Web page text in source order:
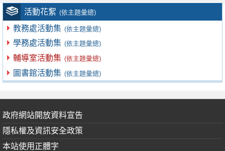
活動花絮 (依主題彙總)
教務處活動集 (依主題彙總)
學務處活動集 (依主題彙總)
輔導室活動集 (依主題彙總)
圖書館活動集 (依主題彙總)
政府網站開放資料宣告
隱私權及資訊安全政策
本站使用正體字